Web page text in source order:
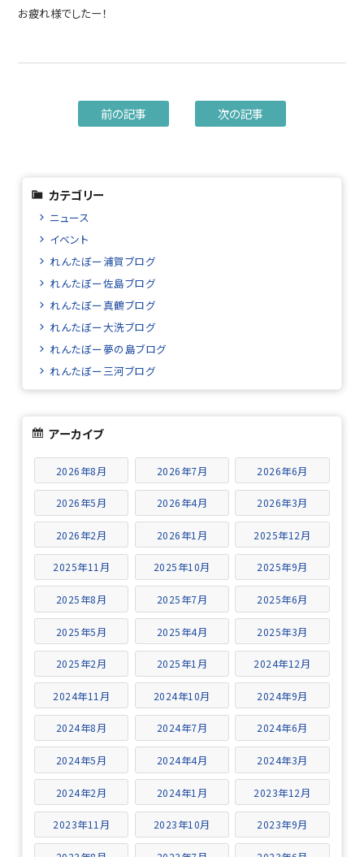
お疲れ様でしたー！
前の記事 次の記事
カテゴリー
ニュース
イベント
れんたぼー浦賀ブログ
れんたぼー佐島ブログ
れんたぼー真鶴ブログ
れんたぼー大洗ブログ
れんたぼー夢の島ブログ
れんたぼー三河ブログ
アーカイブ
2026年8月 2026年7月 2026年6月
2026年5月 2026年4月 2026年3月
2026年2月 2026年1月 2025年12月
2025年11月 2025年10月 2025年9月
2025年8月 2025年7月 2025年6月
2025年5月 2025年4月 2025年3月
2025年2月 2025年1月 2024年12月
2024年11月 2024年10月 2024年9月
2024年8月 2024年7月 2024年6月
2024年5月 2024年4月 2024年3月
2024年2月 2024年1月 2023年12月
2023年11月 2023年10月 2023年9月